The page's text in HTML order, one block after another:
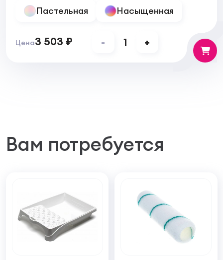
средства защиты органов дыхания и глаз.
Беречь от детей!
водоемы, на почву. Утилизировать согласно
действующему законодательству.
Пастельная Насыщенная
Цена3 503 ₽ - 1 +
Вам потребуется